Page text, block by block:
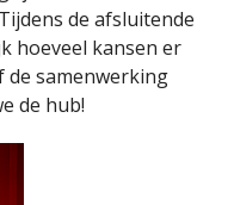
de afsluitende
hoeveel kansen er
de samenwerking
de hub!